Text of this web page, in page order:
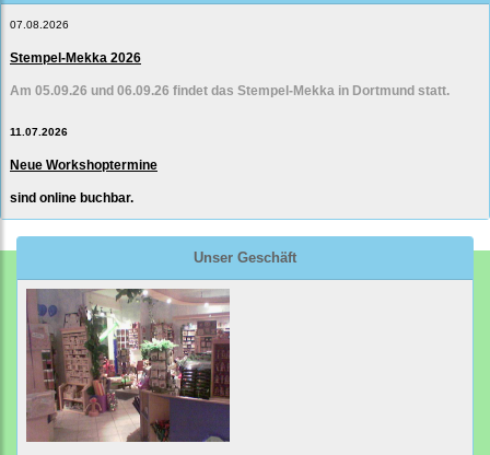
07.08.2026
Stempel-Mekka 2026
Am 05.09.26 und 06.09.26 findet das Stempel-Mekka in Dortmund statt.
11.07.2026
Neue Workshoptermine
sind online buchbar.
Unser Geschäft